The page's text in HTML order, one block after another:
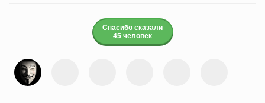
Спасибо сказали
45 человек